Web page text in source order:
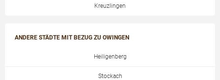
Kreuzlingen
ANDERE STÄDTE MIT BEZUG ZU OWINGEN
Heiligenberg
Stockach